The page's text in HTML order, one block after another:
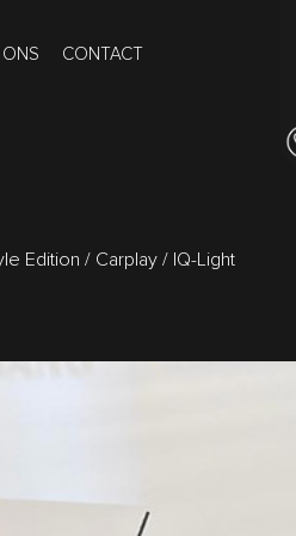
CONTACT
Edition / Carplay / IQ-Light